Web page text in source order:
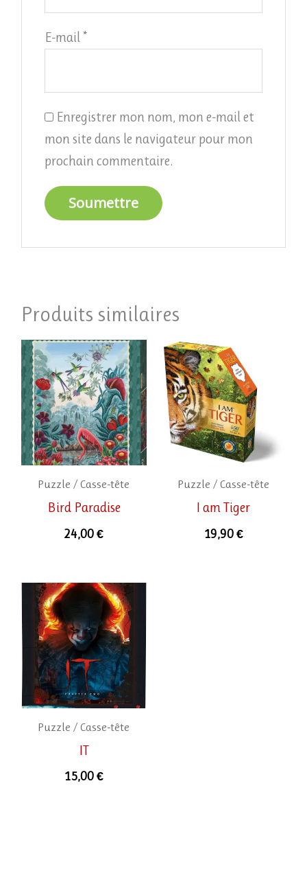
E-mail*
Enregistrer mon nom, mon e-mail et
mon site dans le navigateur pour mon
prochain commentaire.
Produits similaires
Puzzle / Casse-tête
Bird Paradise
24,00€
Puzzle / Casse-tête
I am Tiger
19,90 €
Puzzle / Casse-tête
IT
15,00€